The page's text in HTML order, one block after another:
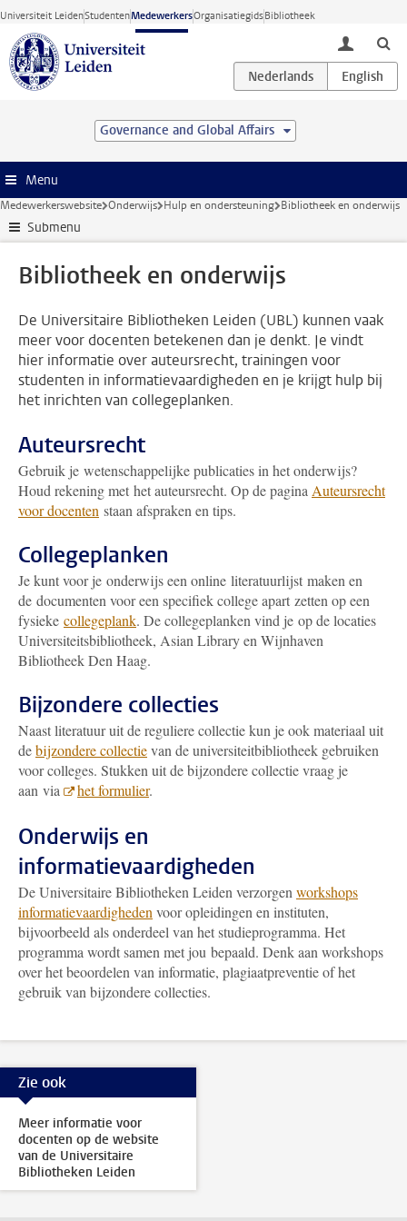
Ga direct naar de inhoud
Universiteit LeidenStudentenMedewerkersOrganisatiegidsBibliotheek
toggle
Governance and Global Affairs
Menu
Medewerkerswebsite Onderwijs Hulp en ondersteuning Bibliotheek en onderwijs
Submenu
Bibliotheek en onderwijs
De Universitaire Bibliotheken Leiden (UBL) kunnen vaak
meer voor docenten betekenen dan je denkt. Je vindt
hier informatie over auteursrecht, trainingen voor
studenten in informatievaardigheden en je krijgt hulp bij
het inrichten van collegeplanken.
Auteursrecht
Gebruik je wetenschappelijke publicaties in het onderwijs?
Houd rekening met het auteursrecht. Op de pagina Auteursrecht
voor docenten staan afspraken en tips.
Collegeplanken
Je kunt voor je onderwijs een online literatuurlijst maken en
de documenten voor een specifiek college apart zetten op een
fysieke collegeplank. De collegeplanken vind je op de locaties
Universiteitsbibliotheek, Asian Library en Wijnhaven
Bibliotheek Den Haag.
Bijzondere collecties
Naast literatuur uit de reguliere collectie kun je ook materiaal uit
debijzondere collectievan de universiteitbibliotheek gebruiken
voor colleges. Stukken uit de bijzondere collectie vraag je
aan via
het formulier.
Onderwijs en
informatievaardigheden
De Universitaire Bibliotheken Leiden verzorgen workshops
informatievaardigheden voor opleidingen en instituten,
bijvoorbeeld als onderdeel van het studieprogramma. Het
programma wordt samen met jou bepaald. Denk aan workshops
over het beoordelen van informatie, plagiaatpreventie of het
gebruik van bijzondere collecties.
Zie ook
Meer informatie voor
docenten op de website
van de Universitaire
Bibliotheken Leiden